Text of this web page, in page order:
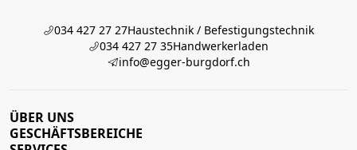
034 427 27 27Haustechnik / Befestigungstechnik
034 427 27 35Handwerkerladen
info@egger-burgdorf.ch
ÜBER UNS
GESCHÄFTSBEREICHE